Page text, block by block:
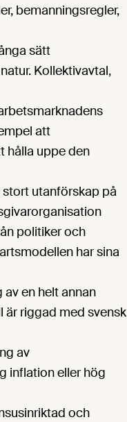
bemanningsregler,
sätt
Kollektivavtal,
att
hålla uppe den
utanförskap på
politiker och
har sina
en helt annan
är riggad med svensk
av
inflation eller hög
och